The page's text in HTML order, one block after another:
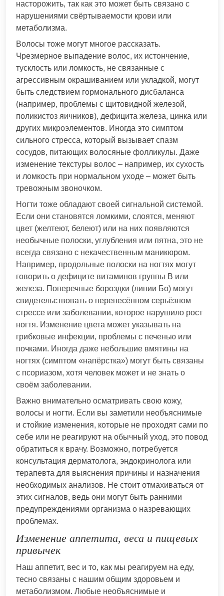
насторожить, так как это может быть связано с
нарушениями свёртываемости крови или
метаболизма.
Волосы тоже могут многое рассказать.
Чрезмерное выпадение волос, их истончение,
тусклость или ломкость, не связанные с
агрессивным окрашиванием или укладкой, могут
быть следствием гормонального дисбаланса
(например, проблемы с щитовидной железой,
поликистоз яичников), дефицита железа, цинка или
других микроэлементов. Иногда это симптом
сильного стресса, который вызывает спазм
сосудов, питающих волосяные фолликулы. Даже
изменение текстуры волос – например, их сухость
и ломкость при нормальном уходе – может быть
тревожным звоночком.
Ногти тоже обладают своей сигнальной системой.
Если они становятся ломкими, слоятся, меняют
цвет (желтеют, белеют) или на них появляются
необычные полоски, углубления или пятна, это не
всегда связано с некачественным маникюром.
Например, продольные полоски на ногтях могут
говорить о дефиците витаминов группы В или
железа. Поперечные бороздки (линии Бо) могут
свидетельствовать о перенесённом серьёзном
стрессе или заболевании, которое нарушило рост
ногтя. Изменение цвета может указывать на
грибковые инфекции, проблемы с печенью или
почками. Иногда даже небольшие вмятины на
ногтях (симптом «напёрстка») могут быть связаны
с псориазом, хотя человек может и не знать о
своём заболевании.
Важно внимательно осматривать свою кожу,
волосы и ногти. Если вы заметили необъяснимые
и стойкие изменения, которые не проходят сами по
себе или не реагируют на обычный уход, это повод
обратиться к врачу. Возможно, потребуется
консультация дерматолога, эндокринолога или
терапевта для выяснения причины и назначения
необходимых анализов. Не стоит отмахиваться от
этих сигналов, ведь они могут быть ранними
предупреждениями организма о назревающих
проблемах.
Изменение аппетита, веса и пищевых
привычек
Наш аппетит, вес и то, как мы реагируем на еду,
тесно связаны с нашим общим здоровьем и
метаболизмом. Любые необъяснимые и